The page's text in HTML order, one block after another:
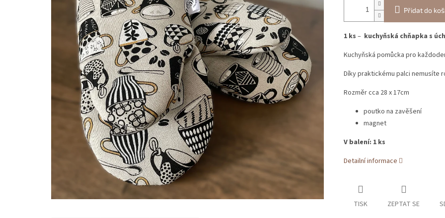
Přidat do
1 ks – kuchyňská chňapka s
Kuchyňská pomůcka pro
Díky praktickému palci nemusíte
Rozměr cca 28 x 17cm
poutko na zavěšení
magnet
V balení: 1 ks
Detailní informace
TISK ZEPTAT SE